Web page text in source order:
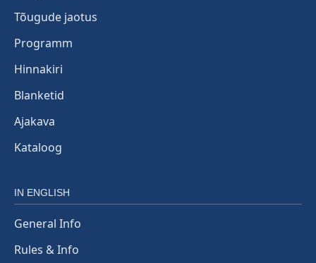
Tõugude jaotus
Programm
Hinnakiri
Blanketid
Ajakava
Kataloog
IN ENGLISH
General Info
Rules & Info